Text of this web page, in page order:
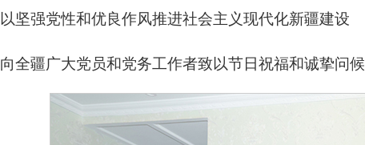
以坚强党性和优良作风推进社会主义现代化新疆建设
向全疆广大党员和党务工作者致以节日祝福和诚挚问候